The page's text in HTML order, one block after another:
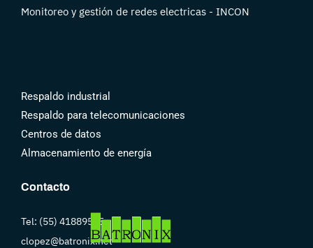
Monitoreo y gestión de redes electricas - INCON
Respaldo industrial
Respaldo para telecomunicaciones
Centros de datos
Almacenamiento de energía
Contacto
Tel: (55) 41889545
clopez@batronix.net